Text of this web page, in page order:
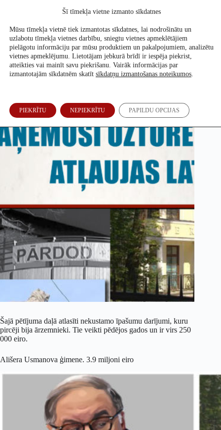
Atbalsti mūs
Kam ir rezerves bāze Latvijā?
Šajā pētījuma daļā atlasīti nekustamo īpašumu darījumi, kuru
pircēji bija ārzemnieki. Tie veikti pēdējos gados un ir virs 250
000 eiro.
Ališera Usmanova ģimene. 3.9 miljoni eiro
Šī tīmekļa vietne izmanto sīkdatnes
Mūsu tīmekļa vietnē tiek izmantotas sīkdatnes, lai nodrošinātu un
uzlabotu tīmekļa vietnes darbību, sniegtu vietnes apmeklētājiem
pielāgotu informāciju par mūsu produktiem un pakalpojumiem, analizētu
vietnes apmeklējumu. Lietotājam jebkurā brīdī ir iespēja piekrist,
atteikties vai mainīt savu piekrišanu. Vairāk informācijas par
izmantotajām sīkdatnēm skatīt sīkdatņu izmantošanas noteikumos.
PIEKRĪTU NEPIEKRĪTU PAPILDU OPCIJAS